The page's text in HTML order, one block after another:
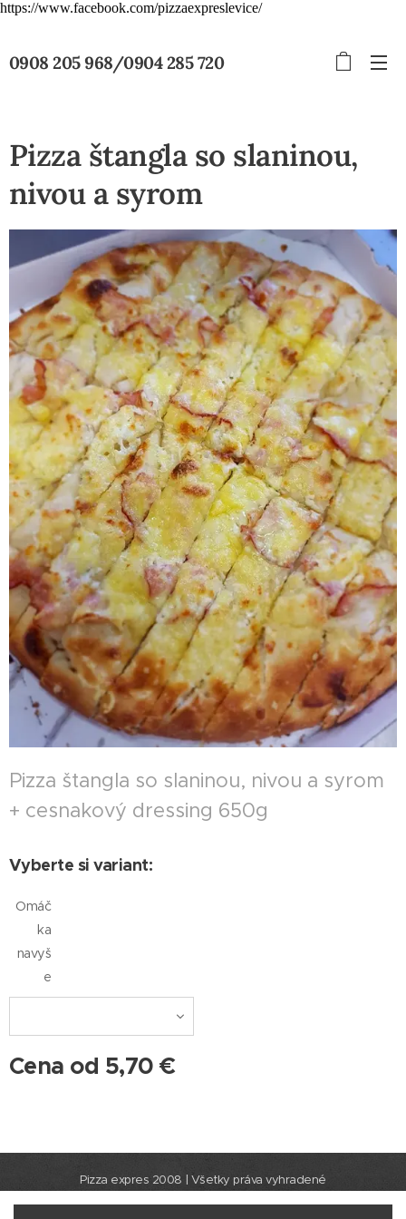
https://www.facebook.com/pizzaexpreslevice/
0908 205 968/0904 285 720
Pizza štangla so slaninou,
nivou a syrom
Pizza štangla so slaninou, nivou a syrom
+ cesnakový dressing 650g
Vyberte si variant:
Omáč
ka
navyš
e
Cena od 5,70 €
Pizza expres 2008 | Všetky práva vyhradené